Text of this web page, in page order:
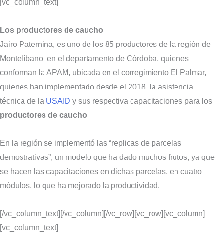
[vc_column_text]
Los productores de caucho
Jairo Paternina, es uno de los 85 productores de la región de
Montelíbano, en el departamento de Córdoba, quienes
conforman la APAM, ubicada en el corregimiento El Palmar,
quienes han implementado desde el 2018, la asistencia
técnica de la USAID y sus respectiva capacitaciones para los
productores de caucho.
En la región se implementó las “replicas de parcelas
demostrativas”, un modelo que ha dado muchos frutos, ya que
se hacen las capacitaciones en dichas parcelas, en cuatro
módulos, lo que ha mejorado la productividad.
[/vc_column_text][/vc_column][/vc_row][vc_row][vc_column]
[vc_column_text]